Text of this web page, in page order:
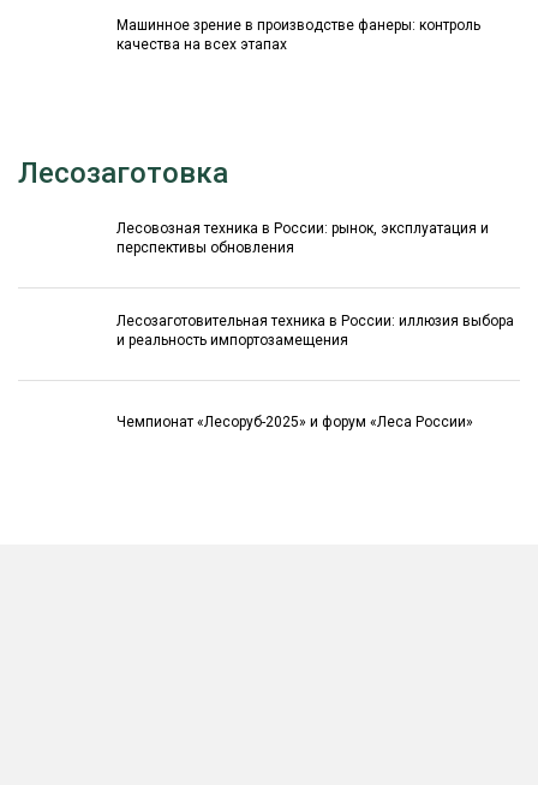
Машинное зрение в производстве фанеры: контроль
качества на всех этапах
Лесозаготовка
Лесовозная техника в России: рынок, эксплуатация и
перспективы обновления
Лесозаготовительная техника в России: иллюзия выбора
и реальность импортозамещения
Чемпионат «Лесоруб-2025» и форум «Леса России»